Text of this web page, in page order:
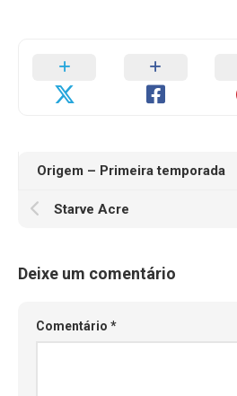
Origem – Primeira temporada
Starve Acre
Deixe um comentário
Comentário *